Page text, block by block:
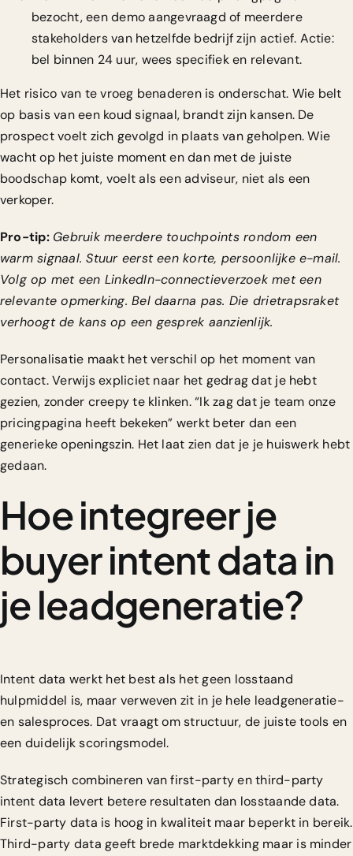
bezocht, een demo aangevraagd of meerdere
stakeholders van hetzelfde bedrijf zijn actief. Actie:
bel binnen 24 uur, wees specifiek en relevant.
Het risico van te vroeg benaderen is onderschat. Wie belt
op basis van een koud signaal, brandt zijn kansen. De
prospect voelt zich gevolgd in plaats van geholpen. Wie
wacht op het juiste moment en dan met de juiste
boodschap komt, voelt als een adviseur, niet als een
verkoper.
Pro-tip: Gebruik meerdere touchpoints rondom een
warm signaal. Stuur eerst een korte, persoonlijke e-mail.
Volg op met een LinkedIn-connectieverzoek met een
relevante opmerking. Bel daarna pas. Die drietrapsraket
verhoogt de kans op een gesprek aanzienlijk.
Personalisatie maakt het verschil op het moment van
contact. Verwijs expliciet naar het gedrag dat je hebt
gezien, zonder creepy te klinken. “Ik zag dat je team onze
pricingpagina heeft bekeken” werkt beter dan een
generieke openingszin. Het laat zien dat je je huiswerk hebt
gedaan.
Hoe integreer je
buyer intent data in
je leadgeneratie?
Intent data werkt het best als het geen losstaand
hulpmiddel is, maar verweven zit in je hele leadgeneratie-
en salesproces. Dat vraagt om structuur, de juiste tools en
een duidelijk scoringsmodel.
Strategisch combineren van first-party en third-party
intent data levert betere resultaten dan losstaande data.
First-party data is hoog in kwaliteit maar beperkt in bereik.
Third-party data geeft brede marktdekking maar is minder